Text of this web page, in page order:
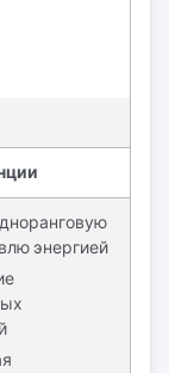
энергией